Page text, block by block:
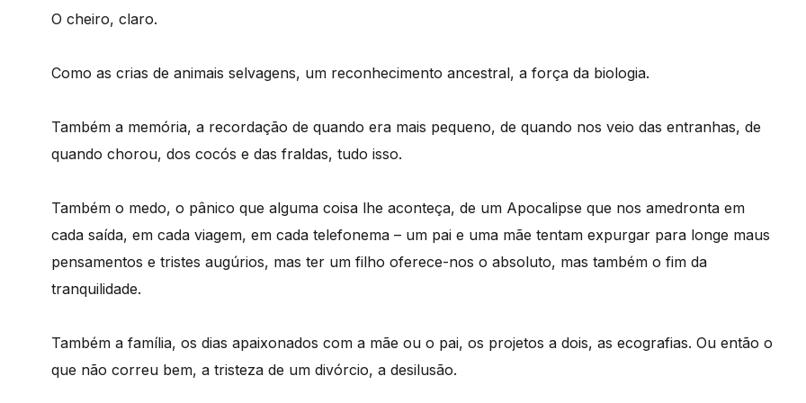
O cheiro, claro.
Como as crias de animais selvagens, um reconhecimento ancestral, a força da biologia.
Também a memória, a recordação de quando era mais pequeno, de quando nos veio das entranhas, de
quando chorou, dos cocós e das fraldas, tudo isso.
Também o medo, o pânico que alguma coisa lhe aconteça, de um Apocalipse que nos amedronta em
cada saída, em cada viagem, em cada telefonema – um pai e uma mãe tentam expurgar para longe maus
pensamentos e tristes augúrios, mas ter um filho oferece-nos o absoluto, mas também o fim da
tranquilidade.
Também a família, os dias apaixonados com a mãe ou o pai, os projetos a dois, as ecografias. Ou então o
que não correu bem, a tristeza de um divórcio, a desilusão.